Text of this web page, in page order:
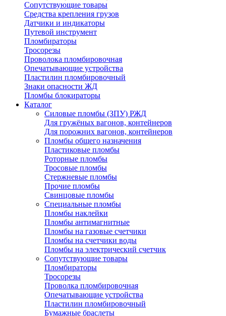
Сопутствующие товары
Средства крепления грузов
Датчики и индикаторы
Путевой инструмент
Пломбираторы
Тросорезы
Проволока пломбировочная
Опечатывающие устройства
Пластилин пломбировочный
Знаки опасности ЖД
Пломбы блокираторы
Каталог
Силовые пломбы (ЗПУ) РЖД
Для гружёных вагонов, контейнеров
Для порожних вагонов, контейнеров
Пломбы общего назначения
Пластиковые пломбы
Роторные пломбы
Тросовые пломбы
Стержневые пломбы
Прочие пломбы
Свинцовые пломбы
Специальные пломбы
Пломбы наклейки
Пломбы антимагнитные
Пломбы на газовые счетчики
Пломбы на счетчики воды
Пломбы на электрический счетчик
Сопутствующие товары
Пломбираторы
Тросорезы
Проволка пломбировочная
Опечатывающие устройства
Пластилин пломбировочный
Бумажные браслеты